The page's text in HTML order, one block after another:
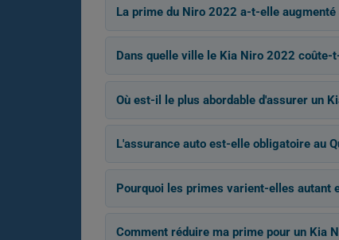
La prime du Niro 2022 a-t-elle augmenté
Dans quelle ville le Kia Niro 2022 coûte-
Où est-il le plus abordable d'assurer un
L'assurance auto est-elle obligatoire au
Pourquoi les primes varient-elles autant
Comment réduire ma prime pour un Kia